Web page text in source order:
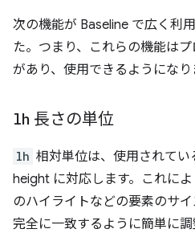
次の機能が Baseline で広く利
た。つまり、これらの機能は
があり、使用できるようになり
lh 長さの単位
lh 相対単位は、使用されて
height に対応します。これに
のハイライトなどの要素のサ
完全に一致するように簡単に調